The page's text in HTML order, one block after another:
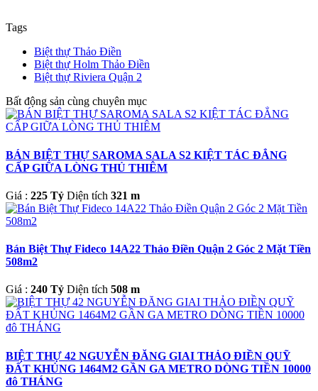
Tags
Biệt thự Thảo Điền
Biệt thự Holm Thảo Điền
Biệt thự Riviera Quận 2
Bất động sản cùng chuyên mục
BÁN BIỆT THỰ SAROMA SALA S2 KIỆT TÁC ĐẲNG
CẤP GIỮA LÒNG THỦ THIÊM
Giá : 225 Tỷ Diện tích 321 m
Bán Biệt Thự Fideco 14A22 Thảo Điền Quận 2 Góc 2 Mặt Tiền
508m2
Giá : 240 Tỷ Diện tích 508 m
BIỆT THỰ 42 NGUYỄN ĐĂNG GIAI THẢO ĐIỀN QUỸ
ĐẤT KHỦNG 1464M2 GẦN GA METRO DÒNG TIỀN 10000
đô THÁNG